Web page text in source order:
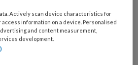
week de
Actively scan device characteristics for
information on a device. Personalised
and content measurement,
development.